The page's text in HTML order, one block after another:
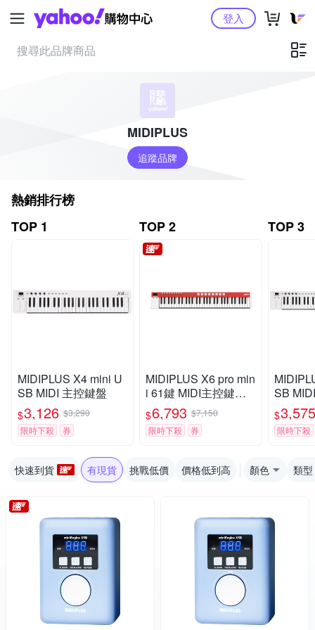
Yahoo購物中心登入
MIDIPLUS
追蹤品牌
熱銷排行榜
TOP 1
MIDIPLUS X4 mini U
SB MIDI 主控鍵盤
$3,126 $3,290
限時下殺
券
TOP 2
MIDIPLUS X6 pro min
i 61鍵 MIDI主控鍵盤
升級版
$6,793 $7,150
限時下殺
券
TOP 3
SB
$3,575
限時下殺
快速到貨 有現貨 挑戰低價 價格低到高 顏色 類型